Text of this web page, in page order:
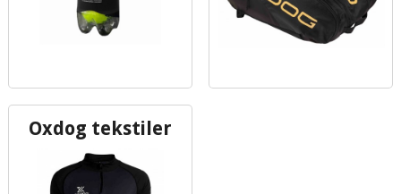
Oxdog tekstiler